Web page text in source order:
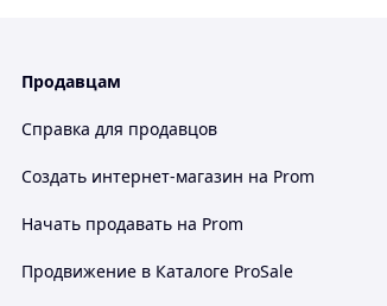
Продавцам
Справка для продавцов
Создать интернет-магазин на Prom
Начать продавать на Prom
Продвижение в Каталоге ProSale